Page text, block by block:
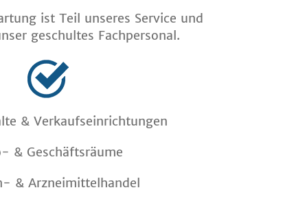
ist Teil unseres Service und
geschultes Fachpersonal.
& Verkaufseinrichtungen
& Geschäftsräume
& Arzneimittelhandel